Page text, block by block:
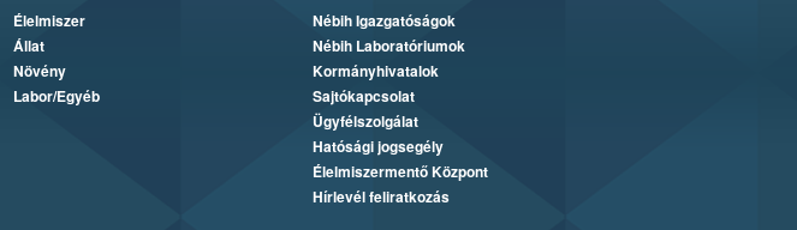
Élelmiszer
Állat
Növény
Labor/Egyéb
Nébih Igazgatóságok
Nébih Laboratóriumok
Kormányhivatalok
Sajtókapcsolat
Ügyfélszolgálat
Hatósági jogsegély
Élelmiszermentő Központ
Hírlevél feliratkozás